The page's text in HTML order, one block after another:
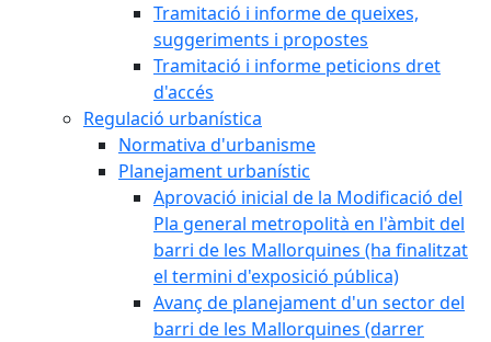
Tramitació i informe de queixes,
suggeriments i propostes
Tramitació i informe peticions dret
d'accés
Regulació urbanística
Normativa d'urbanisme
Planejament urbanístic
Aprovació inicial de la Modificació del
Pla general metropolità en l'àmbit del
barri de les Mallorquines (ha finalitzat
el termini d'exposició pública)
Avanç de planejament d'un sector del
barri de les Mallorquines (darrer